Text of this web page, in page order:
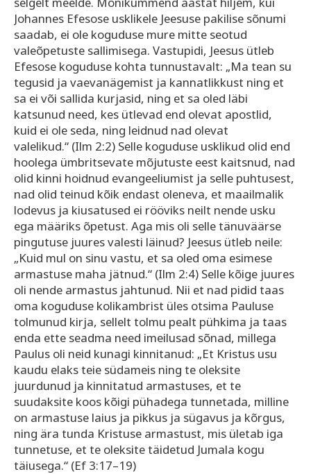
Johannes Efesose usklikele Jeesuse pakilise sõnumi
saadab, ei ole koguduse mure mitte seotud
valeõpetuste sallimisega. Vastupidi, Jeesus ütleb
Efesose koguduse kohta tunnustavalt: „Ma tean su
tegusid ja vaeva­nägemist ja kannatlikkust ning et
sa ei või sallida kurjasid, ning et sa oled läbi
katsunud need, kes ütlevad end olevat apostlid,
kuid ei ole seda, ning leidnud nad olevat
valelikud.“ (Ilm 2:2) Selle koguduse usklikud olid end
hoolega ümbritsevate mõjutuste eest kaitsnud, nad
olid kinni hoidnud evangeeliumist ja selle puhtusest,
nad olid teinud kõik endast oleneva, et maailmalik
lodevus ja kiusatused ei rööviks neilt nende usku
ega määriks õpetust. Aga mis oli selle tänuväärse
pingutuse juures valesti läinud? Jeesus ütleb neile:
„Kuid mul on sinu vastu, et sa oled oma esimese
armastuse maha jätnud.“ (Ilm 2:4) Selle kõige juures
oli nende armastus jahtunud. Nii et nad pidid taas
oma koguduse kolikambrist üles otsima Pauluse
tolmunud kirja, sellelt tolmu pealt pühkima ja taas
enda ette seadma need imeilusad sõnad, millega
Paulus oli neid kunagi kinnitanud: „Et Kristus usu
kaudu elaks teie südameis ning te oleksite
juurdunud ja kinnitatud armastuses, et te
suudaksite koos kõigi pühadega tunnetada, milline
on armastuse laius ja pikkus ja sügavus ja kõrgus,
ning ära tunda Kristuse armastust, mis ületab iga
tunnetuse, et te oleksite täidetud Jumala kogu
täiusega.“ (Ef 3:17–19)